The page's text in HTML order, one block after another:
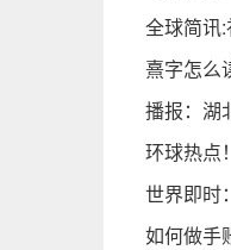
全球简讯
熹字怎么
播报：湖
环球热点
世界即时
如何做手